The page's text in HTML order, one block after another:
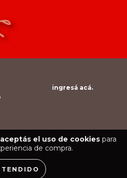
aceptás el uso de cookiespara
de compra.
ingresá acá.